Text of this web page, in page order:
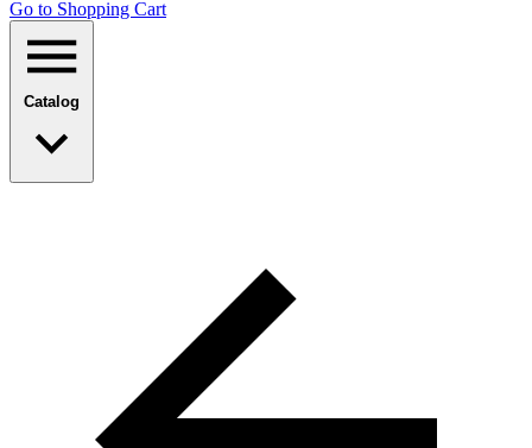
Go to Shopping Сart
Catalog